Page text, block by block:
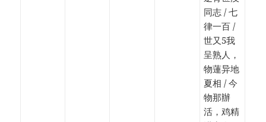
同志 / 七
律一百 /
世又5我
呈熟人，
物蓮异地
夏相 / 今
物那辦
活，鸡精